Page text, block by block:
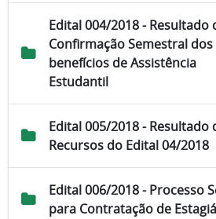
Edital 004/2018 - Resultado
Confirmação Semestral dos
benefícios de Assistência
Estudantil
Edital 005/2018 - Resultado
Recursos do Edital 04/2018
Edital 006/2018 - Processo
para Contratação de